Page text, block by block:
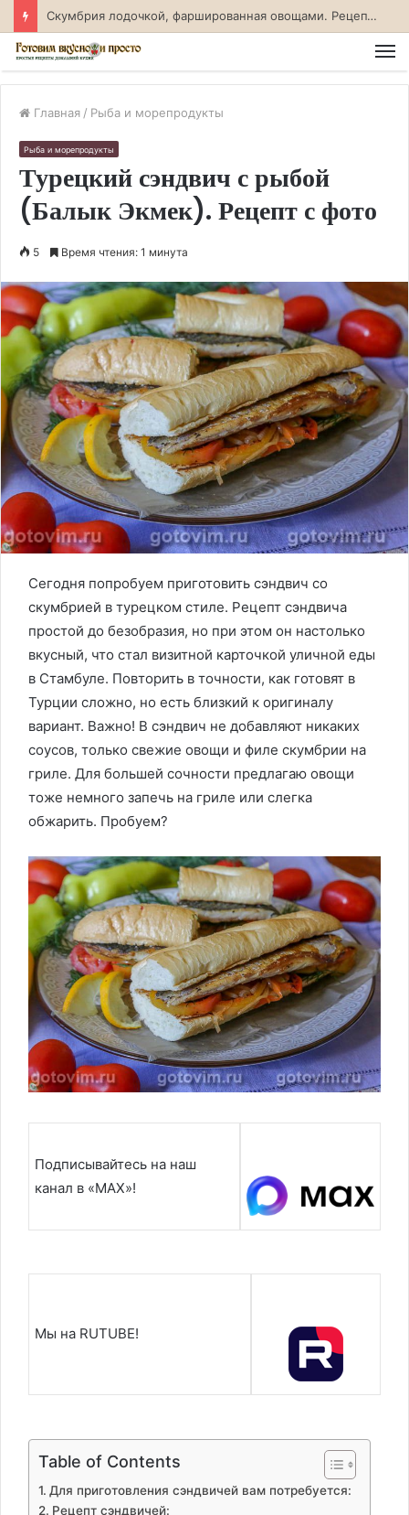
Скумбрия лодочкой, фаршированная овощами. Рецепт с фото
Главная / Рыба и морепродукты
Рыба и морепродукты
Турецкий сэндвич с рыбой
(Балык Экмек). Рецепт с фото
5 Время чтения: 1 минута
Сегодня попробуем приготовить сэндвич со
скумбрией в турецком стиле. Рецепт сэндвича
простой до безобразия, но при этом он настолько
вкусный, что стал визитной карточкой уличной еды
в Стамбуле. Повторить в точности, как готовят в
Турции сложно, но есть близкий к оригиналу
вариант. Важно! В сэндвич не добавляют никаких
соусов, только свежие овощи и филе скумбрии на
гриле. Для большей сочности предлагаю овощи
тоже немного запечь на гриле или слегка
обжарить. Пробуем?
Подписывайтесь на наш
канал в «MAX»!
Мы на RUTUBE!
Table of Contents
Для приготовления сэндвичей вам потребуется:
Рецепт сэндвичей: